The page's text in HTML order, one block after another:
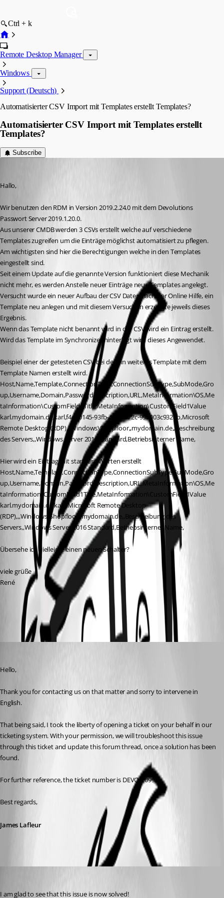
Ctrl + k
Remote Desktop Manager
Windows
Support (Deutsch)
Automatisierter CSV Import mit Templates erstellt Templates?
Automatisierter CSV Import mit Templates erstellt
Templates?
Subscribe
Hallo,
Wir benutzen den RDM in Version 2019.2.24.0 mit dem Devolutions
Passwort Server 2019.1.20.0.
Aus unserer CMDB werden 3 CSVs erstellt welche auf verschiedene
Templates zugreifen um die Einträge möglichst automatisiert zu pflegen.
Am wichtigsten sind hier die Berechtigungen welche in den Templates
eingestellt sind.
Seit einem Update auf die genannte Version funktioniert diese Mechanik
nicht mehr, es werden Anstelle neuer Einträge neue Templates angelegt.
Versucht wurde ein neuer Aufbau der CSV Daten nach der Online Hilfe, ein
Template neu anlegen und mit diesem Versuchen erzeugte jeweils dieses
Ergebnis.
Wenn das Template nicht benannt wird in der CSV wird ein Eintrag erstellt.
Wird das Template im Synchronizer hinterlegt wird dieses Angewendet.
Beispiel einer der getesteten CSV bei der ein weiteres Template mit dem
Template Namen erstellt wird.
Host,Name,Template,ConnectionType,ConnectionSubType,SubMode,Gro
up,Username,Domain,Password,Description,URL,MetaInformation\OS,Me
taInformation\CustomField1Title,MetaInformation\CustomField1Value
karl.mydomain.de,karl,f4ea0145-93fb-4602-972c-998003c9328b,Microsoft
Remote Desktop (RDP),,,Windows\Shopfloor,,mydomain.de,,Beschreibung
des Servers,,Windows Server 2016 Standard,Betriebsinterner Name,
Hier wird ein Eintrag mit standard Werten erstellt
Host,Name,Template,ConnectionType,ConnectionSubType,SubMode,Gro
up,Username,Domain,Password,Description,URL,MetaInformation\OS,Me
taInformation\CustomField1Title,MetaInformation\CustomField1Value
karl.mydomain.de,karl,,Microsoft Remote Desktop
(RDP),,,Windows\Shopfloor,,mydomain.de,,Beschreibung des
Servers,,Windows Server 2016 Standard,Betriebsinterner Name,
Übersehe ich vielleicht einen neuen Schalter?
viele grüße
René
All Comments (2)
Oldest first
Hello,
Thank you for contacting us on that matter and sorry to intervene in
English.
That being said, I took the liberty of opening a ticket on your behalf in our
ticketing system. With your permission, we will troubleshoot this issue
through this ticket and update this forum thread, once a solution has been
found.
For further reference, the ticket number is DEVO-20995.
Best regards,
James Lafleur
I am glad to see that this issue is now solved!